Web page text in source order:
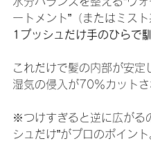
ートメント”（またはミス
1プッシュだけ手のひらで
これだけで髪の内部が安定
湿気の侵入が70％カットさ
※つけすぎると逆に広がる
シュだけ”がプロのポイント